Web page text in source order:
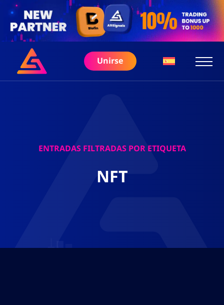
Unirse
ENTRADAS FILTRADAS POR ETIQUETA
NFT